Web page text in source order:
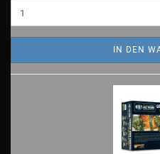
IN DEN